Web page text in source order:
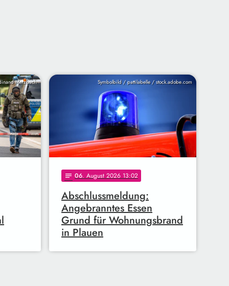
Merzbach Symbolbild / pattilabelle / stock.adobe.com
notes 06. August 2026 13:02
Abschlussmeldung:
Angebranntes Essen
Grund für Wohnungsbrand
in Plauen